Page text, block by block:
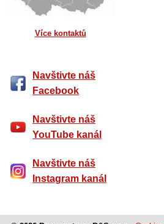
Více kontaktů
Navštivte náš
Facebook
Navštivte náš
YouTube kanál
Navštivte náš
Instagram kanál